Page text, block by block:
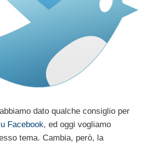
dato qualche consiglio per
Facebook, ed oggi vogliamo
tema. Cambia, però, la